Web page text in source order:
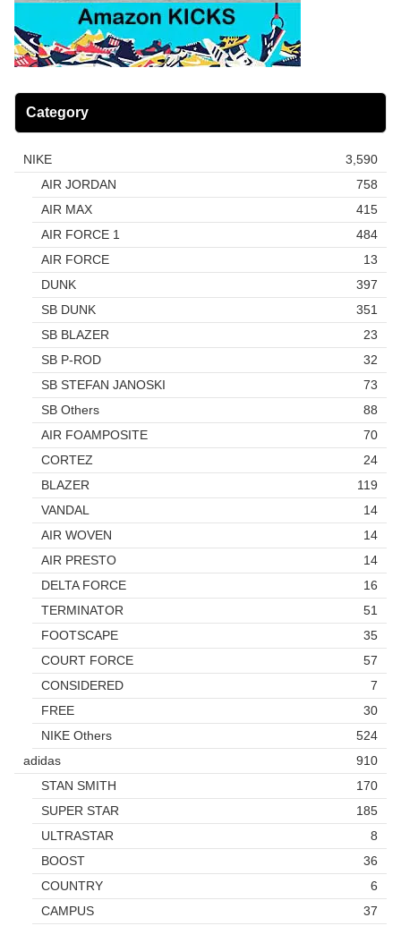
Category
NIKE
3,590
AIR JORDAN
758
AIR MAX
415
AIR FORCE 1
484
AIR FORCE
13
DUNK
397
SB DUNK
351
SB BLAZER
23
SB P-ROD
32
SB STEFAN JANOSKI
73
SB Others
88
AIR FOAMPOSITE
70
CORTEZ
24
BLAZER
119
VANDAL
14
AIR WOVEN
14
AIR PRESTO
14
DELTA FORCE
16
TERMINATOR
51
FOOTSCAPE
35
COURT FORCE
57
CONSIDERED
7
FREE
30
NIKE Others
524
adidas
910
STAN SMITH
170
SUPER STAR
185
ULTRASTAR
8
BOOST
36
COUNTRY
6
CAMPUS
37